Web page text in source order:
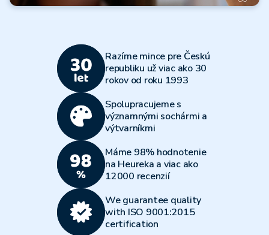
viacboj 2026
Čítať ďalej
Všetky články
Razíme mince pre Českú
republiku už viac ako 30
rokov od roku 1993
Spolupracujeme s
významnými sochármi a
výtvarníkmi
Máme 98% hodnotenie
na Heureka a viac ako
12000 recenzií
We guarantee quality
with ISO 9001:2015
certification